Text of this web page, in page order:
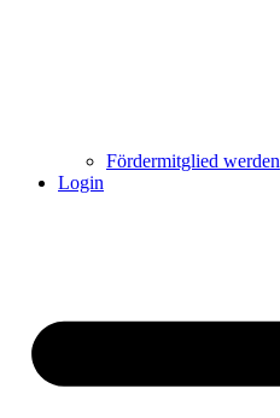
Fördermitglied werden
Login